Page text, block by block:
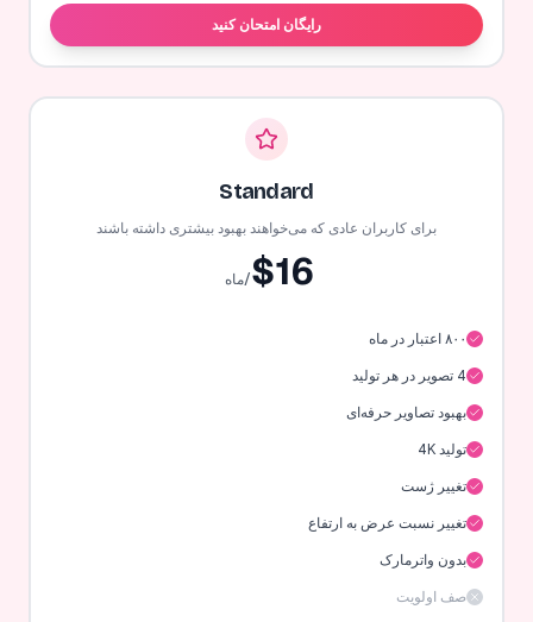
رایگان امتحان کنید
Standard
برای کاربران عادی که می‌خواهند بهبود بیشتری داشته باشند
$16 /ماه
۸۰۰ اعتبار در ماه
4 تصویر در هر تولید
بهبود تصاویر حرفه‌ای
تولید 4K
تغییر ژست
تغییر نسبت عرض به ارتفاع
بدون واترمارک
صف اولویت